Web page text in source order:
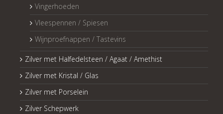
Vingerhoeden
Vleespennen / Spiesen
Wijnproefnappen / Tastevins
Zilver met Halfedelsteen / Agaat / Amethist
Zilver met Kristal / Glas
Zilver met Porselein
Zilver Schepwerk